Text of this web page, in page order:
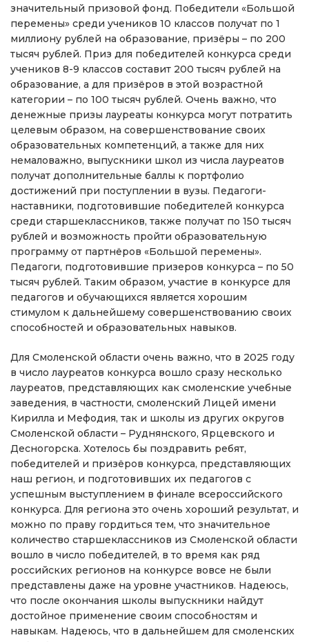
значительный призовой фонд. Победители «Большой
перемены» среди учеников 10 классов получат по 1
миллиону рублей на образование, призёры – по 200
тысяч рублей. Приз для победителей конкурса среди
учеников 8-9 классов составит 200 тысяч рублей на
образование, а для призёров в этой возрастной
категории – по 100 тысяч рублей. Очень важно, что
денежные призы лауреаты конкурса могут потратить
целевым образом, на совершенствование своих
образовательных компетенций, а также для них
немаловажно, выпускники школ из числа лауреатов
получат дополнительные баллы к портфолио
достижений при поступлении в вузы. Педагоги-
наставники, подготовившие победителей конкурса
среди старшеклассников, также получат по 150 тысяч
рублей и возможность пройти образовательную
программу от партнёров «Большой перемены».
Педагоги, подготовившие призеров конкурса – по 50
тысяч рублей. Таким образом, участие в конкурсе для
педагогов и обучающихся является хорошим
стимулом к дальнейшему совершенствованию своих
способностей и образовательных навыков.
Для Смоленской области очень важно, что в 2025 году
в число лауреатов конкурса вошло сразу несколько
лауреатов, представляющих как смоленские учебные
заведения, в частности, смоленский Лицей имени
Кирилла и Мефодия, так и школы из других округов
Смоленской области – Руднянского, Ярцевского и
Десногорска. Хотелось бы поздравить ребят,
победителей и призёров конкурса, представляющих
наш регион, и подготовивших их педагогов с
успешным выступлением в финале всероссийского
конкурса. Для региона это очень хороший результат, и
можно по праву гордиться тем, что значительное
количество старшеклассников из Смоленской области
вошло в число победителей, в то время как ряд
российских регионов на конкурсе вовсе не были
представлены даже на уровне участников. Надеюсь,
что после окончания школы выпускники найдут
достойное применение своим способностям и
навыкам. Надеюсь, что в дальнейшем для смоленских